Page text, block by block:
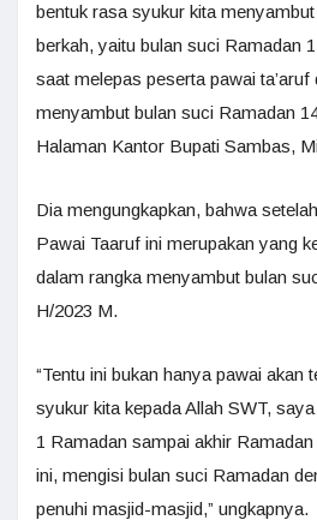
bentuk rasa syukur kita
berkah, yaitu bulan suci Ramadan
saat melepas peserta pawai ta’aruf
menyambut bulan suci Ramadan
Halaman Kantor Bupati Sambas,
Dia mengungkapkan, bahwa
Pawai Taaruf ini merupakan yang
dalam rangka menyambut bulan
H/2023 M.
“Tentu ini bukan hanya pawai akan
syukur kita kepada Allah SWT,
1 Ramadan sampai akhir
ini, mengisi bulan suci Ramadan
penuhi masjid-masjid,” ungkapnya.